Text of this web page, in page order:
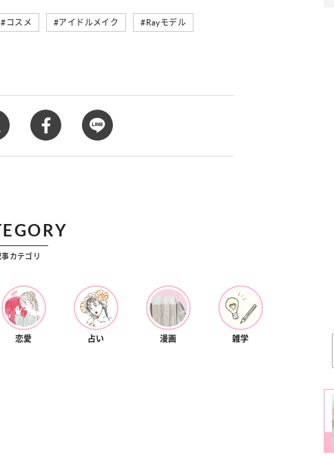
コスメ アイドルメイク Rayモデル
事カテゴリ
恋愛 占い 漫画 雑学